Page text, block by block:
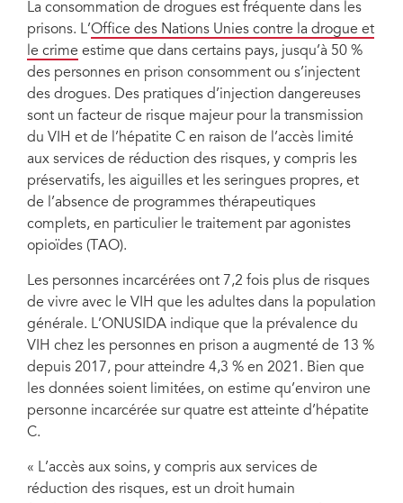
La consommation de drogues est fréquente dans les
prisons. L’Office des Nations Unies contre la drogue et
le crime estime que dans certains pays, jusqu’à 50 %
des personnes en prison consomment ou s’injectent
des drogues. Des pratiques d’injection dangereuses
sont un facteur de risque majeur pour la transmission
du VIH et de l’hépatite C en raison de l’accès limité
aux services de réduction des risques, y compris les
préservatifs, les aiguilles et les seringues propres, et
de l’absence de programmes thérapeutiques
complets, en particulier le traitement par agonistes
opioïdes (TAO).
Les personnes incarcérées ont 7,2 fois plus de risques
de vivre avec le VIH que les adultes dans la population
générale. L’ONUSIDA indique que la prévalence du
VIH chez les personnes en prison a augmenté de 13 %
depuis 2017, pour atteindre 4,3 % en 2021. Bien que
les données soient limitées, on estime qu’environ une
personne incarcérée sur quatre est atteinte d’hépatite
C.
« L’accès aux soins, y compris aux services de
réduction des risques, est un droit humain